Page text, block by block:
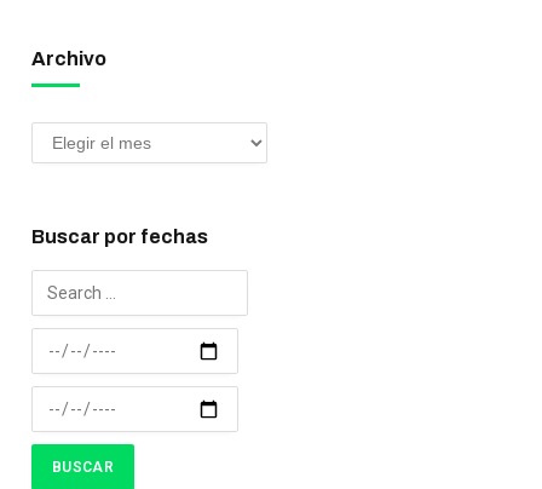
Archivo
Buscar por fechas